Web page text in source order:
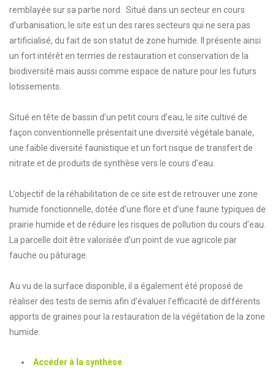
remblayée sur sa partie nord. Situé dans un secteur en cours
d’urbanisation, le site est un des rares secteurs qui ne sera pas
artificialisé, du fait de son statut de zone humide. Il présente ainsi
un fort intérêt en termes de restauration et conservation de la
biodiversité mais aussi comme espace de nature pour les futurs
lotissements.
Situé en tête de bassin d’un petit cours d’eau, le site cultivé de
façon conventionnelle présentait une diversité végétale banale,
une faible diversité faunistique et un fort risque de transfert de
nitrate et de produits de synthèse vers le cours d’eau.
L’objectif de la réhabilitation de ce site est de retrouver une zone
humide fonctionnelle, dotée d’une flore et d’une faune typiques de
prairie humide et de réduire les risques de pollution du cours d’eau.
La parcelle doit être valorisée d’un point de vue agricole par
fauche ou pâturage.
Au vu de la surface disponible, il a également été proposé de
réaliser des tests de semis afin d’évaluer l’efficacité de différents
apports de graines pour la restauration de la végétation de la zone
humide.
Accéder à la synthèse